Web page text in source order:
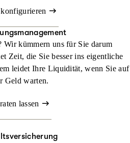
Wir kümmern uns für Sie darum
Zeit, die Sie besser ins eigentliche
leidet Ihre Liquidität, wenn Sie auf
Geld warten.
lassen